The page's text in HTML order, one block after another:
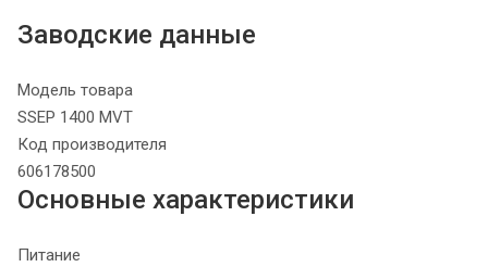
Заводские данные
Модель товара
SSEP 1400 MVT
Код производителя
606178500
Основные характеристики
Питание